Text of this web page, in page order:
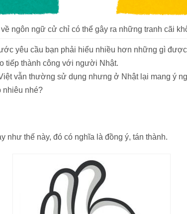
ngôn ngữ cử chỉ có thể gây ra những tranh cãi
yêu cầu bạn phải hiểu nhiều hơn những gì
tiếp thành công với người Nhật.
vẫn thường sử dụng nhưng ở Nhật lại mang ý
nhiêu nhé?
như thế này, đó có nghĩa là đồng ý, tán thành.